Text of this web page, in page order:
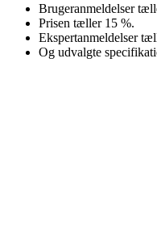
Brugeranmeldelser
Prisen tæller 15 %.
Ekspertanmeldelser
Og udvalgte